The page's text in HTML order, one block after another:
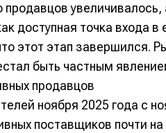
продавцов
доступная точка входа
этот этап завершился.
быть частным
продавцов
ноября 2025 года с
поставщиков почти